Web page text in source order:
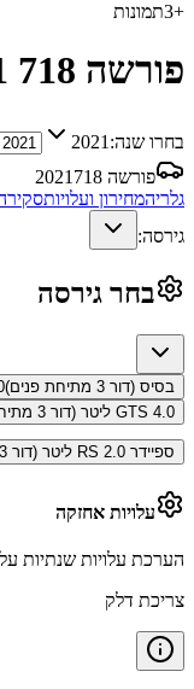
+
3תמונות
פורשה 718
בחרו שנה: 2021
פורשה 718
2021
גלריהמחירון ועלויות
גירסה:
בחר גירסה
בסיס (דור 3 מתיחת פנים)
GTS 4.0 ליטר (דור 3 מתיחת פנים)
ספיידר RS 2.0 ליטר (דור 3 מתיחת פנים)
עלויות אחזקה
הערכת עלויות שנתיות על בסיס 15,000
צריכת דלק